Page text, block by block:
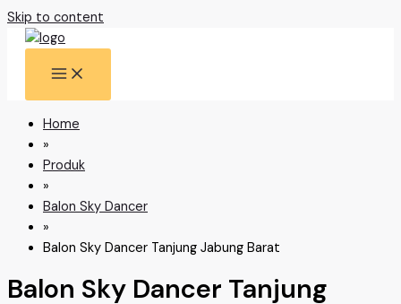
Skip to content
Home
»
Produk
»
Balon Sky Dancer
»
Balon Sky Dancer Tanjung Jabung Barat
Balon Sky Dancer Tanjung